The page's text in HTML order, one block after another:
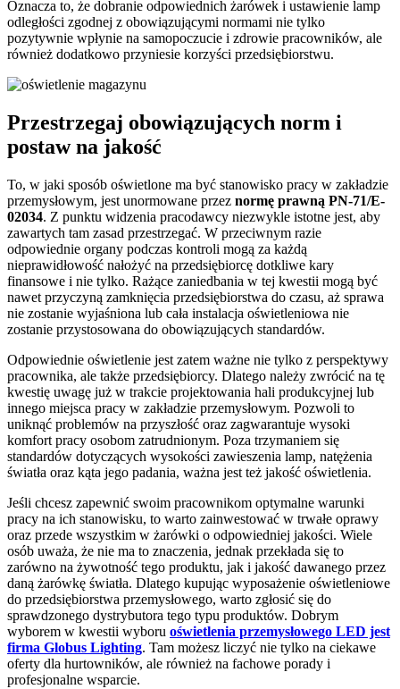
Oznacza to, że dobranie odpowiednich żarówek i ustawienie lamp
odległości zgodnej z obowiązującymi normami nie tylko
pozytywnie wpłynie na samopoczucie i zdrowie pracowników, ale
również dodatkowo przyniesie korzyści przedsiębiorstwu.
Przestrzegaj obowiązujących norm i
postaw na jakość
To, w jaki sposób oświetlone ma być stanowisko pracy w zakładzie
przemysłowym, jest unormowane przez normę prawną PN-71/E-
02034. Z punktu widzenia pracodawcy niezwykle istotne jest, aby
zawartych tam zasad przestrzegać. W przeciwnym razie
odpowiednie organy podczas kontroli mogą za każdą
nieprawidłowość nałożyć na przedsiębiorcę dotkliwe kary
finansowe i nie tylko. Rażące zaniedbania w tej kwestii mogą być
nawet przyczyną zamknięcia przedsiębiorstwa do czasu, aż sprawa
nie zostanie wyjaśniona lub cała instalacja oświetleniowa nie
zostanie przystosowana do obowiązujących standardów.
Odpowiednie oświetlenie jest zatem ważne nie tylko z perspektywy
pracownika, ale także przedsiębiorcy. Dlatego należy zwrócić na tę
kwestię uwagę już w trakcie projektowania hali produkcyjnej lub
innego miejsca pracy w zakładzie przemysłowym. Pozwoli to
uniknąć problemów na przyszłość oraz zagwarantuje wysoki
komfort pracy osobom zatrudnionym. Poza trzymaniem się
standardów dotyczących wysokości zawieszenia lamp, natężenia
światła oraz kąta jego padania, ważna jest też jakość oświetlenia.
Jeśli chcesz zapewnić swoim pracownikom optymalne warunki
pracy na ich stanowisku, to warto zainwestować w trwałe oprawy
oraz przede wszystkim w żarówki o odpowiedniej jakości. Wiele
osób uważa, że nie ma to znaczenia, jednak przekłada się to
zarówno na żywotność tego produktu, jak i jakość dawanego przez
daną żarówkę światła. Dlatego kupując wyposażenie oświetleniowe
do przedsiębiorstwa przemysłowego, warto zgłosić się do
sprawdzonego dystrybutora tego typu produktów. Dobrym
wyborem w kwestii wyboru oświetlenia przemysłowego LED jest
firma Globus Lighting. Tam możesz liczyć nie tylko na ciekawe
oferty dla hurtowników, ale również na fachowe porady i
profesjonalne wsparcie.